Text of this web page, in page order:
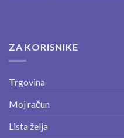
ZA KORISNIKE
Trgovina
Moj račun
Lista želja